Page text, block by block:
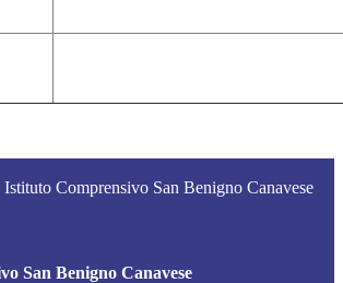
Istituto Comprensivo San Benigno Canavese
San Benigno Canavese